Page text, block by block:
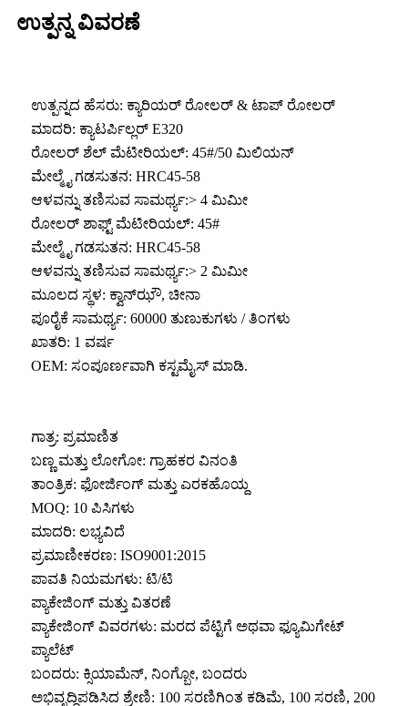
ಉತ್ಪನ್ನ ವಿವರಣೆ
ಉತ್ಪನ್ನದ ಹೆಸರು: ಕ್ಯಾರಿಯರ್ ರೋಲರ್ & ಟಾಪ್ ರೋಲರ್
ಮಾದರಿ: ಕ್ಯಾಟರ್ಪಿಲ್ಲರ್ E320
ರೋಲರ್ ಶೆಲ್ ಮೆಟೀರಿಯಲ್: 45#/50 ಮಿಲಿಯನ್
ಮೇಲ್ಮೈ ಗಡಸುತನ: HRC45-58
ಆಳವನ್ನು ತಣಿಸುವ ಸಾಮರ್ಥ್ಯ:> 4 ಮಿಮೀ
ರೋಲರ್ ಶಾಫ್ಟ್ ಮೆಟೀರಿಯಲ್: 45#
ಮೇಲ್ಮೈ ಗಡಸುತನ: HRC45-58
ಆಳವನ್ನು ತಣಿಸುವ ಸಾಮರ್ಥ್ಯ:> 2 ಮಿಮೀ
ಮೂಲದ ಸ್ಥಳ: ಕ್ವಾನ್‌ಝೌ, ಚೀನಾ
ಪೂರೈಕೆ ಸಾಮರ್ಥ್ಯ: 60000 ತುಣುಕುಗಳು / ತಿಂಗಳು
ಖಾತರಿ: 1 ವರ್ಷ
OEM: ಸಂಪೂರ್ಣವಾಗಿ ಕಸ್ಟಮೈಸ್ ಮಾಡಿ.
ಗಾತ್ರ: ಪ್ರಮಾಣಿತ
ಬಣ್ಣ ಮತ್ತು ಲೋಗೋ: ಗ್ರಾಹಕರ ವಿನಂತಿ
ತಾಂತ್ರಿಕ: ಫೋರ್ಜಿಂಗ್ ಮತ್ತು ಎರಕಹೊಯ್ದ
MOQ: 10 ಪಿಸಿಗಳು
ಮಾದರಿ: ಲಭ್ಯವಿದೆ
ಪ್ರಮಾಣೀಕರಣ: ISO9001:2015
ಪಾವತಿ ನಿಯಮಗಳು: ಟಿ/ಟಿ
ಪ್ಯಾಕೇಜಿಂಗ್ ಮತ್ತು ವಿತರಣೆ
ಪ್ಯಾಕೇಜಿಂಗ್ ವಿವರಗಳು: ಮರದ ಪೆಟ್ಟಿಗೆ ಅಥವಾ ಫ್ಯೂಮಿಗೇಟ್
ಪ್ಯಾಲೆಟ್
ಬಂದರು: ಕ್ಸಿಯಾಮೆನ್, ನಿಂಗ್ಬೋ, ಬಂದರು
ಅಭಿವೃದ್ಧಿಪಡಿಸಿದ ಶ್ರೇಣಿ: 100 ಸರಣಿಗಿಂತ ಕಡಿಮೆ, 100 ಸರಣಿ, 200